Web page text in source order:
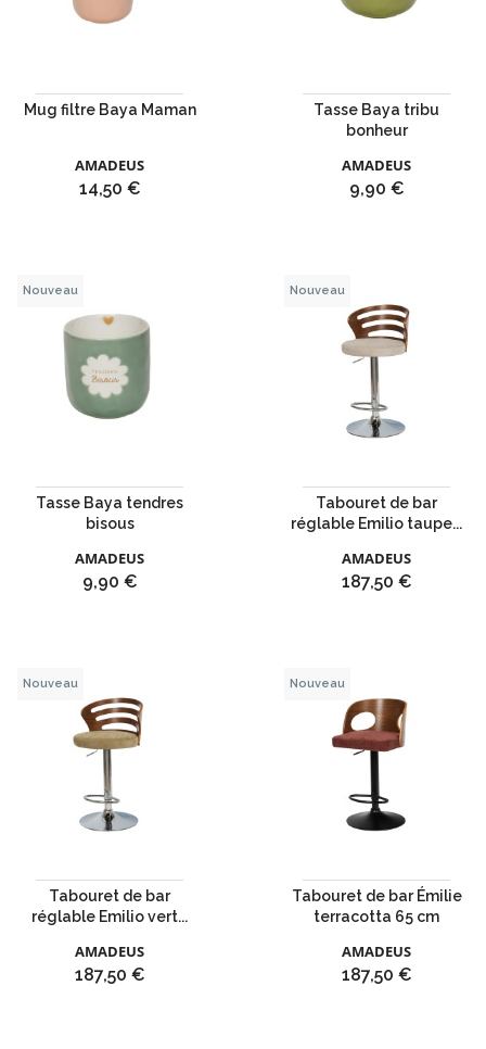
Mug filtre Baya Maman
AMADEUS
Prix
14,50 €
Tasse Baya tribu
bonheur
AMADEUS
Prix
9,90 €
Tasse Baya tendres
bisous
AMADEUS
Prix
9,90 €
Nouveau
Tabouret de bar
réglable Emilio taupe...
AMADEUS
Prix
187,50 €
Nouveau
Tabouret de bar
réglable Emilio vert...
AMADEUS
Prix
187,50 €
Nouveau
Tabouret de bar Émilie
terracotta 65 cm
AMADEUS
Prix
187,50 €
Nouveau